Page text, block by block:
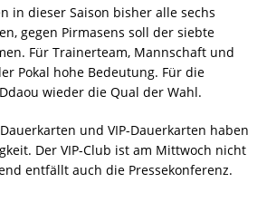
in dieser Saison bisher alle sechs
gegen Pirmasens soll der siebte
Für Trainerteam, Mannschaft und
Pokal hohe Bedeutung. Für die
wieder die Qual der Wahl.
Dauerkarten und VIP-Dauerkarten haben
Der VIP-Club ist am Mittwoch nicht
entfällt auch die Pressekonferenz.